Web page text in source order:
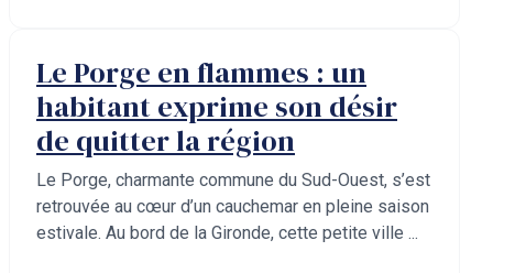
Le Porge en flammes : un
habitant exprime son désir
de quitter la région
Le Porge, charmante commune du Sud-Ouest, s’est
retrouvée au cœur d’un cauchemar en pleine saison
estivale. Au bord de la Gironde, cette petite ville ...